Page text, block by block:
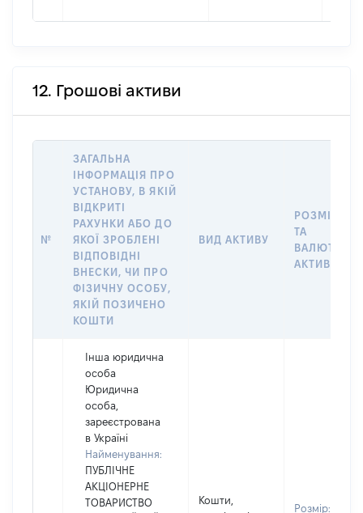
12. Грошові активи
№
ЗАГАЛЬНА
ІНФОРМАЦІЯ ПРО
УСТАНОВУ, В ЯКІЙ
ВІДКРИТІ
РАХУНКИ АБО ДО
ЯКОЇ ЗРОБЛЕНІ
ВІДПОВІДНІ
ВНЕСКИ, ЧИ ПРО
ФІЗИЧНУ ОСОБУ,
ЯКІЙ ПОЗИЧЕНО
КОШТИ
ВИД АКТИВУ
РОЗМІР
ТА
ВАЛЮТА
АКТИВУ
Інша юридична
особа
Юридична
особа,
зареєстрована
в Україні
Найменування:
ПУБЛІЧНЕ
АКЦІОНЕРНЕ
ТОВАРИСТВО
Кошти,
Розмір: